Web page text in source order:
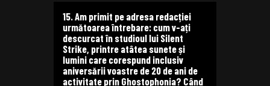
15. Am primit pe adresa redacției
următoarea întrebare: cum v-ați
descurcat în studioul lui Silent
Strike, printre atâtea sunete și
lumini care corespund inclusiv
aniversării voastre de 20 de ani de
activitate prin Ghostophonia? Când